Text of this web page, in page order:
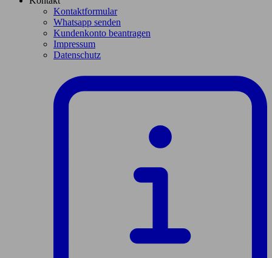
Kontaktformular
Whatsapp senden
Kundenkonto beantragen
Impressum
Datenschutz